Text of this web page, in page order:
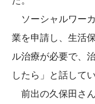
ソーシャルワー
業を申請し、生活
ル治療が必要で、
したら」と話して
前出の久保田さん